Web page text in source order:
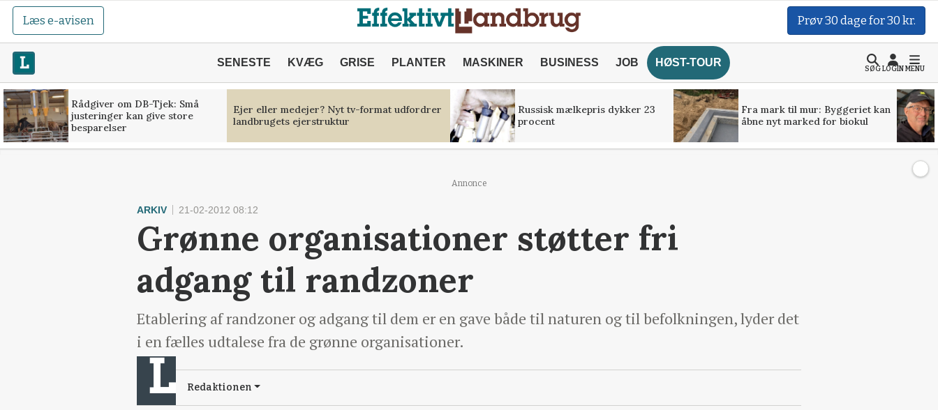
Læs e-avisen Prøv 30 dage for 30 kr.
SENESTE KVÆG GRISE PLANTER MASKINER BUSINESS JOB HØST-TOUR
SØGLOGINMENU
Rådgiver om DB-Tjek: Små
justeringer kan give store
besparelser
Ejer eller medejer? Nyt tv-format udfordrer
landbrugets ejerstruktur
Russisk mælkepris dykker 23
procent
Fra mark til mur: Byggeriet kan
åbne nyt marked for biokul
Annonce
ARKIV 21-02-2012 08:12
Grønne organisationer støtter fri
adgang til randzoner
Etablering af randzoner og adgang til dem er en gave både til naturen og til befolkningen, lyder det
i en fælles udtalese fra de grønne organisationer.
Redaktionen